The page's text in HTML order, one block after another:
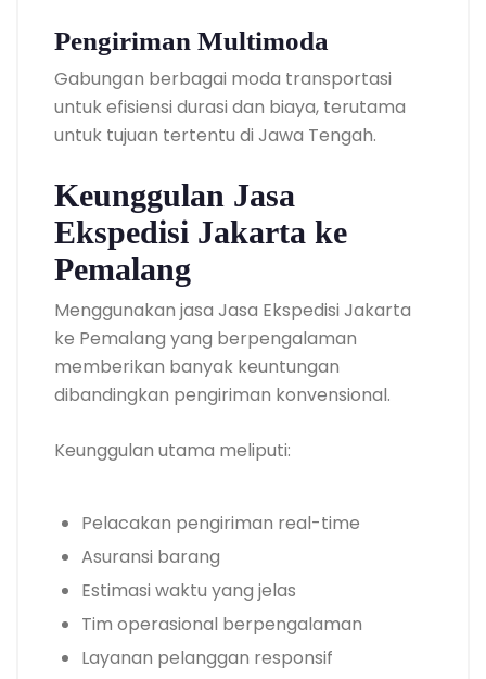
Pengiriman Multimoda
Gabungan berbagai moda transportasi
untuk efisiensi durasi dan biaya, terutama
untuk tujuan tertentu di Jawa Tengah.
Keunggulan Jasa
Ekspedisi Jakarta ke
Pemalang
Menggunakan jasa Jasa Ekspedisi Jakarta
ke Pemalang yang berpengalaman
memberikan banyak keuntungan
dibandingkan pengiriman konvensional.
Keunggulan utama meliputi:
Pelacakan pengiriman real-time
Asuransi barang
Estimasi waktu yang jelas
Tim operasional berpengalaman
Layanan pelanggan responsif